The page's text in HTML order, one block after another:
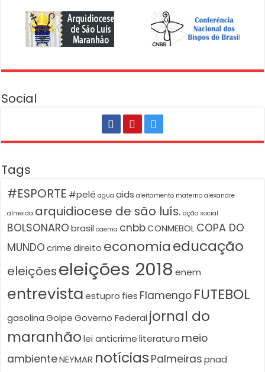
Social
Tags
#ESPORTE #pelé agua aids aleitamento materno alexandre
almeida arquidiocese de são luís. ação social
BOLSONARO brasil caema cnbbCONMEBOLCOPA DO
MUNDO crime direito economiaeducação
eleiçõeseleições 2018 enem
entrevista estupro fies Flamengo FUTEBOL
gasolina Golpe Governo Federal jornal do
maranhão lei anticrime literatura meio
ambienteNEYMAR notícias Palmeiras pnad